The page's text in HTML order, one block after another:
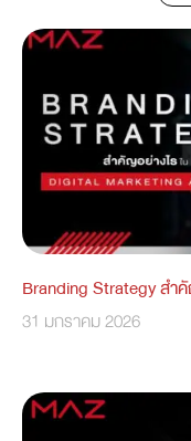
Branding Strategy สำ
31 มกราคม 2026